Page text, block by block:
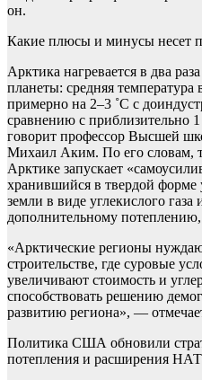
он.
Какие плюсы и минусы несет
Арктика нагревается в два
планеты: средняя температура
примерно на 2–3 ˚С с
сравнению с приблизительно
говорит профессор Высшей
Михаил Аким. По его словам,
Арктике запускает
хранившийся в твердой форме
земли в виде углекислого
дополнительному потеплению,
«Арктические регионы
строительстве, где суровые
увеличивают стоимость и
способствовать решению
развитию региона», —
Политика США обновили
потепления и расширения